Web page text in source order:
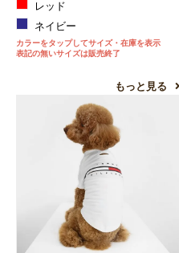
レッド
ネイビー
カラーをタップしてサイズ・在庫を表示
表記の無いサイズは販売終了
もっと見る